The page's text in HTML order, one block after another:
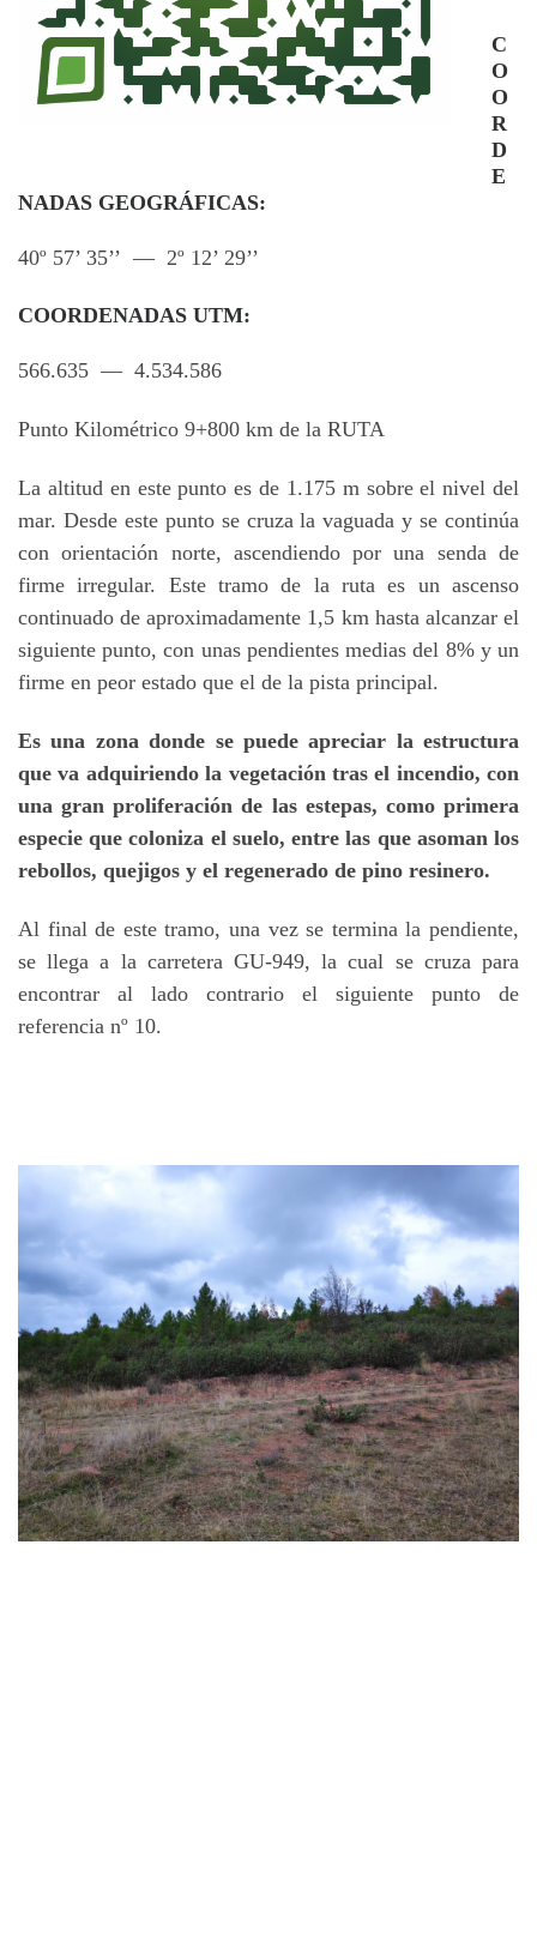
C
O
O
R
D
E
NADAS GEOGRÁFICAS:
40º 57’ 35’’ — 2º 12’ 29’’
COORDENADAS UTM:
566.635 — 4.534.586
Punto Kilométrico 9+800 km de la RUTA
La altitud en este punto es de 1.175 m sobre el nivel del
mar. Desde este punto se cruza la vaguada y se continúa
con orientación norte, ascendiendo por una senda de
firme irregular. Este tramo de la ruta es un ascenso
continuado de aproximadamente 1,5 km hasta alcanzar el
siguiente punto, con unas pendientes medias del 8% y un
firme en peor estado que el de la pista principal.
Es una zona donde se puede apreciar la estructura
que va adquiriendo la vegetación tras el incendio, con
una gran proliferación de las estepas, como primera
especie que coloniza el suelo, entre las que asoman los
rebollos, quejigos y el regenerado de pino resinero.
Al final de este tramo, una vez se termina la pendiente,
se llega a la carretera GU-949, la cual se cruza para
encontrar al lado contrario el siguiente punto de
referencia nº 10.